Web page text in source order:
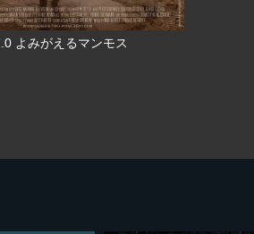
よみがえるマンモス